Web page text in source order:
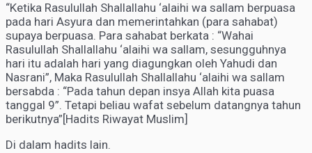
“Ketika Rasulullah Shallallahu ‘alaihi wa sallam berpuasa
pada hari Asyura dan memerintahkan (para sahabat)
supaya berpuasa. Para sahabat berkata : “Wahai
Rasulullah Shallallahu ‘alaihi wa sallam, sesungguhnya
hari itu adalah hari yang diagungkan oleh Yahudi dan
Nasrani”, Maka Rasulullah Shallallahu ‘alaihi wa sallam
bersabda : “Pada tahun depan insya Allah kita puasa
tanggal 9”. Tetapi beliau wafat sebelum datangnya tahun
berikutnya”[Hadits Riwayat Muslim]
Di dalam hadits lain.